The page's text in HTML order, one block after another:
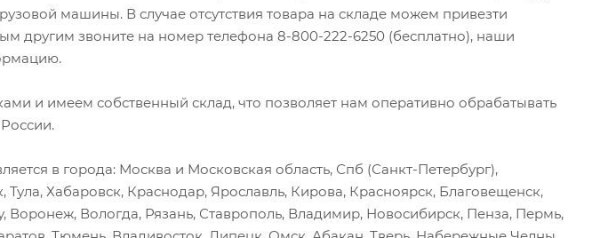
машины. В случае отсутствия товара на складе можем привезти
другим звоните на номер телефона 8-800-222-6250 (бесплатно), наши
и имеем собственный склад, что позволяет нам оперативно обрабатывать
в города: Москва и Московская область, Спб (Санкт-Петербург),
Тула, Хабаровск, Краснодар, Ярославль, Кирова, Красноярск, Благовещенск,
Воронеж, Вологда, Рязань, Ставрополь, Владимир, Новосибирск, Пенза, Пермь,